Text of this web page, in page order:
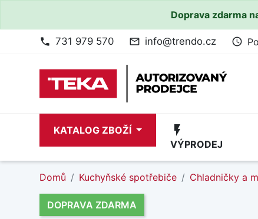
Doprava zdarma
phone 731 979 570 mail_outline info@trendo.cz access_time
KATALOG ZBOŽÍ flash_on
VÝPRODEJ
Domů Kuchyňské spotřebiče Chladničky a
DOPRAVA ZDARMA